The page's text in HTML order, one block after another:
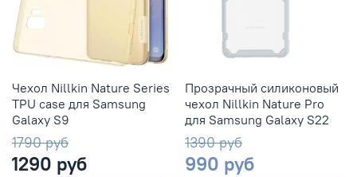
Чехол Nillkin Nature Series
TPU case для Samsung
Galaxy S9
1790 руб
1290 руб
Прозрачный силиконовый
чехол Nillkin Nature Pro
для Samsung Galaxy S22
1390 руб
990 руб